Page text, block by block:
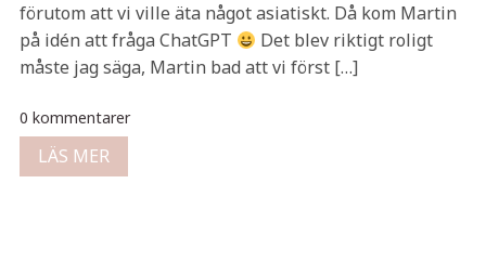
förutom att vi ville äta något asiatiskt. Då kom Martin
på idén att fråga ChatGPT
Det blev riktigt roligt
måste jag säga, Martin bad att vi först […]
0 kommentarer
LÄS MER